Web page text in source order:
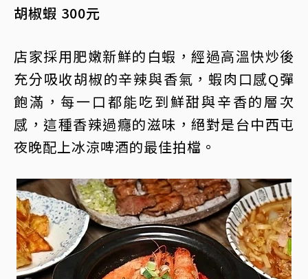
胡椒蝦 300元
店家採用肥嫩新鮮的白蝦，經過高溫快炒後
充分吸收胡椒的辛辣與香氣，蝦肉口感Q彈
飽滿，每一口都能吃到鮮甜與辛香的層次
感，這種香辣過癮的滋味，絕對是台中西屯
夜晚配上冰涼啤酒的最佳拍檔。